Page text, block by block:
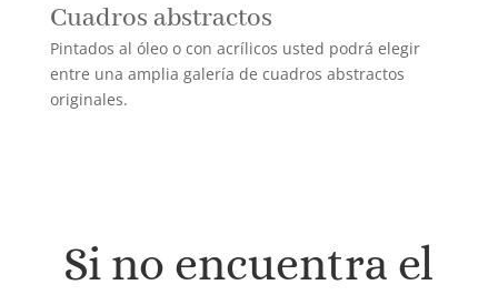
Cuadros abstractos
Pintados al óleo o con acrílicos usted podrá elegir
entre una amplia galería de cuadros abstractos
originales.
Si no encuentra el